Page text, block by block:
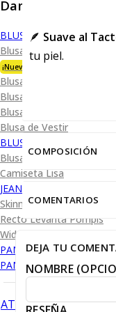
Dama
BLUSA
Blusa Premium Bambú
¡Nueva Colección!
Blusa Performance
Blusa Piqué
Blusa Oxford
Blusa de Vestir
BLUSA SPORT
Blusa Sport Lisa
Camiseta Lisa
JEANS
Skinny Levanta Pompis
Recto Levanta Pompis
Wide Leg
PANTALÓN DE VESTIR
PANTALÓN CASUAL
ATRÁS
🪶 Suave al
tu piel.
COMPOSICIÓN
COMENTARIOS
DEJA TU
NOMBRE